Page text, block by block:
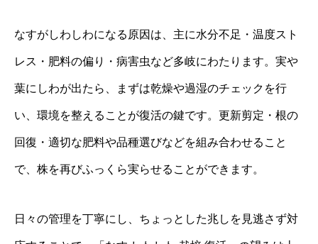
なすがしわしわになる原因は、主に水分不足・温度スト
レス・肥料の偏り・病害虫など多岐にわたります。実や
葉にしわが出たら、まずは乾燥や過湿のチェックを行
い、環境を整えることが復活の鍵です。更新剪定・根の
回復・適切な肥料や品種選びなどを組み合わせること
で、株を再びふっくら実らせることができます。
日々の管理を丁寧にし、ちょっとした兆しを見逃さず対